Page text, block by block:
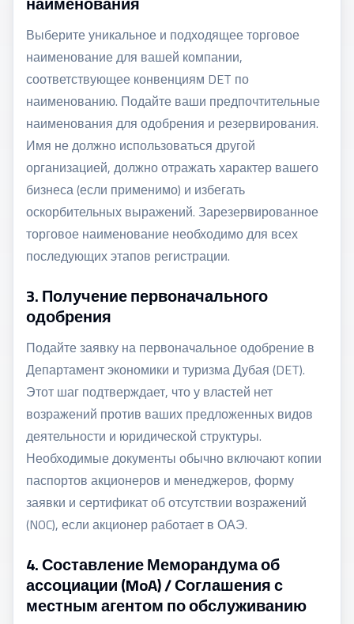
Выберите уникальное и подходящее торговое
наименование для вашей компании,
соответствующее конвенциям DET по
наименованию. Подайте ваши предпочтительные
наименования для одобрения и резервирования.
Имя не должно использоваться другой
организацией, должно отражать характер вашего
бизнеса (если применимо) и избегать
оскорбительных выражений. Зарезервированное
торговое наименование необходимо для всех
последующих этапов регистрации.
3. Получение первоначального
одобрения
Подайте заявку на первоначальное одобрение в
Департамент экономики и туризма Дубая (DET).
Этот шаг подтверждает, что у властей нет
возражений против ваших предложенных видов
деятельности и юридической структуры.
Необходимые документы обычно включают копии
паспортов акционеров и менеджеров, форму
заявки и сертификат об отсутствии возражений
(NOC), если акционер работает в ОАЭ.
4. Составление Меморандума об
ассоциации (MoA) / Соглашения с
местным агентом по обслуживанию